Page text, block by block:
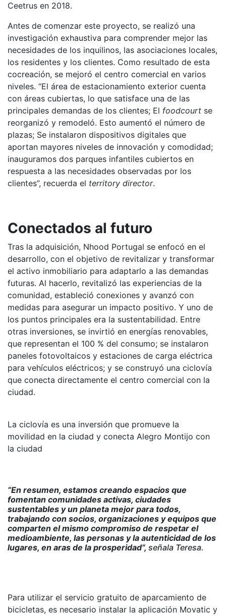
Ceetrus en 2018.
Antes de comenzar este proyecto, se realizó una
investigación exhaustiva para comprender mejor las
necesidades de los inquilinos, las asociaciones locales,
los residentes y los clientes. Como resultado de esta
cocreación, se mejoró el centro comercial en varios
niveles. “El área de estacionamiento exterior cuenta
con áreas cubiertas, lo que satisface una de las
principales demandas de los clientes; El foodcourt se
reorganizó y remodeló. Esto aumentó el número de
plazas; Se instalaron dispositivos digitales que
aportan mayores niveles de innovación y comodidad;
inauguramos dos parques infantiles cubiertos en
respuesta a las necesidades observadas por los
clientes”, recuerda el territory director.
Conectados al futuro
Tras la adquisición, Nhood Portugal se enfocó en el
desarrollo, con el objetivo de revitalizar y transformar
el activo inmobiliario para adaptarlo a las demandas
futuras. Al hacerlo, revitalizó las experiencias de la
comunidad, estableció conexiones y avanzó con
medidas para asegurar un impacto positivo. Y uno de
los puntos principales era la sustentabilidad. Entre
otras inversiones, se invirtió en energías renovables,
que representan el 100 % del consumo; se instalaron
paneles fotovoltaicos y estaciones de carga eléctrica
para vehículos eléctricos; y se construyó una ciclovía
que conecta directamente el centro comercial con la
ciudad.
La ciclovía es una inversión que promueve la
movilidad en la ciudad y conecta Alegro Montijo con
la ciudad
“En resumen, estamos creando espacios que
fomentan comunidades activas, ciudades
sustentables y un planeta mejor para todos,
trabajando con socios, organizaciones y equipos que
comparten el mismo compromiso de respetar el
medioambiente, las personas y la autenticidad de los
lugares, en aras de la prosperidad”, señala Teresa.
Para utilizar el servicio gratuito de aparcamiento de
bicicletas, es necesario instalar la aplicación Movatic y